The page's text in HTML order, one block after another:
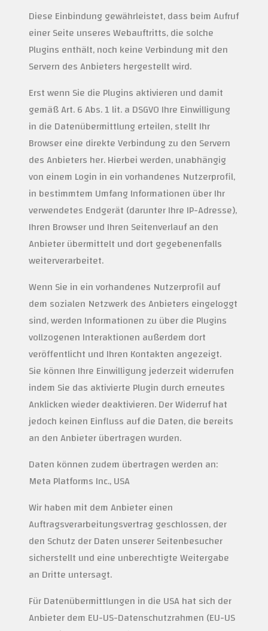
Diese Einbindung gewährleistet, dass beim Aufruf
einer Seite unseres Webauftritts, die solche
Plugins enthält, noch keine Verbindung mit den
Servern des Anbieters hergestellt wird.
Erst wenn Sie die Plugins aktivieren und damit
gemäß Art. 6 Abs. 1 lit. a DSGVO Ihre Einwilligung
in die Datenübermittlung erteilen, stellt Ihr
Browser eine direkte Verbindung zu den Servern
des Anbieters her. Hierbei werden, unabhängig
von einem Login in ein vorhandenes Nutzerprofil,
in bestimmtem Umfang Informationen über Ihr
verwendetes Endgerät (darunter Ihre IP-Adresse),
Ihren Browser und Ihren Seitenverlauf an den
Anbieter übermittelt und dort gegebenenfalls
weiterverarbeitet.
Wenn Sie in ein vorhandenes Nutzerprofil auf
dem sozialen Netzwerk des Anbieters eingeloggt
sind, werden Informationen zu über die Plugins
vollzogenen Interaktionen außerdem dort
veröffentlicht und Ihren Kontakten angezeigt.
Sie können Ihre Einwilligung jederzeit widerrufen
indem Sie das aktivierte Plugin durch erneutes
Anklicken wieder deaktivieren. Der Widerruf hat
jedoch keinen Einfluss auf die Daten, die bereits
an den Anbieter übertragen wurden.
Daten können zudem übertragen werden an:
Meta Platforms Inc., USA
Wir haben mit dem Anbieter einen
Auftragsverarbeitungsvertrag geschlossen, der
den Schutz der Daten unserer Seitenbesucher
sicherstellt und eine unberechtigte Weitergabe
an Dritte untersagt.
Für Datenübermittlungen in die USA hat sich der
Anbieter dem EU-US-Datenschutzrahmen (EU-US